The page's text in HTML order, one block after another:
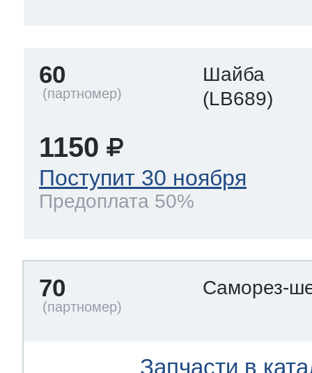
60
Шайба
(LB689)
1150
Поступит 30 ноября
Предоплата 50%
70 Саморез-
Запчасти в